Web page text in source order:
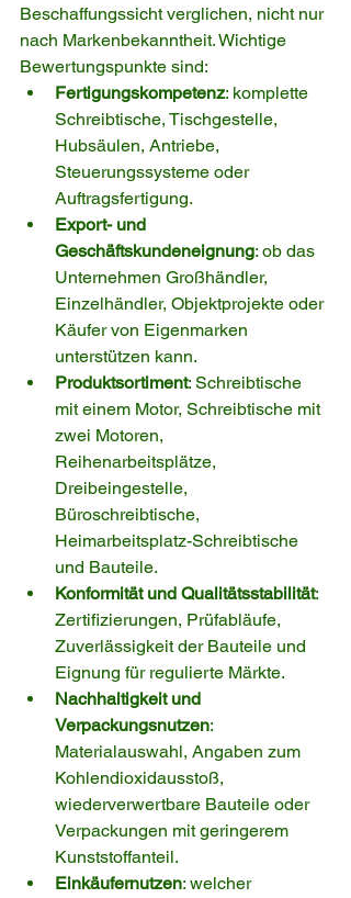
Beschaffungssicht verglichen, nicht nur
nach Markenbekanntheit. Wichtige
Bewertungspunkte sind:
Fertigungskompetenz: komplette
Schreibtische, Tischgestelle,
Hubsäulen, Antriebe,
Steuerungssysteme oder
Auftragsfertigung.
Export- und
Geschäftskundeneignung: ob das
Unternehmen Großhändler,
Einzelhändler, Objektprojekte oder
Käufer von Eigenmarken
unterstützen kann.
Produktsortiment: Schreibtische
mit einem Motor, Schreibtische mit
zwei Motoren,
Reihenarbeitsplätze,
Dreibeingestelle,
Büroschreibtische,
Heimarbeitsplatz-Schreibtische
und Bauteile.
Konformität und Qualitätsstabilität:
Zertifizierungen, Prüfabläufe,
Zuverlässigkeit der Bauteile und
Eignung für regulierte Märkte.
Nachhaltigkeit und
Verpackungsnutzen:
Materialauswahl, Angaben zum
Kohlendioxidausstoß,
wiederverwertbare Bauteile oder
Verpackungen mit geringerem
Kunststoffanteil.
Einkäufernutzen: welcher